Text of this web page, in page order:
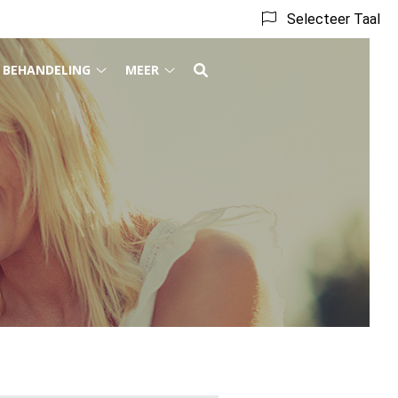
Selecteer Taal
BEHANDELING
submenu
MEER